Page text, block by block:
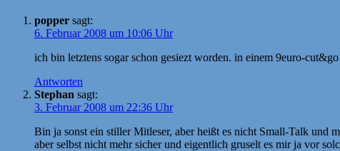
popper sagt:
6. Februar 2008 um 10:06 Uhr
ich bin letztens sogar schon gesiezt worden. in einem 9euro-
Antworten
Stephan sagt:
3. Februar 2008 um 22:36 Uhr
Bin ja sonst ein stiller Mitleser, aber heißt es nicht Small-Talk und
aber selbst nicht mehr sicher und eigentlich gruselt es mir ja vor